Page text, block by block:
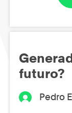
futuro?
Pedro